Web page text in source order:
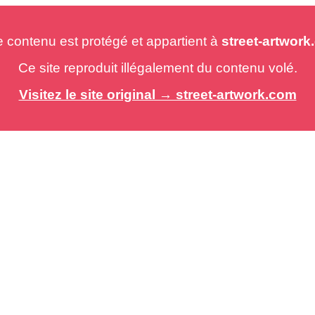
est protégé et appartient à street-
Ce site reproduit illégalement du contenu volé.
Visitez le site original → street-artwork.com